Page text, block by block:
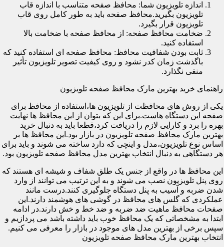
اندازه تلویزیون شما: محافظ صفحه متناسب با اندازه قاب
تلویزیون بگیرید.محافظ صفحه باید به طور کامل روی قاب
تلویزیون قرار بگیرد.
ضخامت محافظ صفحه: از محافظ صفحه با ضخامت بالا
استفاده کنید.
ثابت بودن شفافیت محافظ: محافظ صفحه ای استفاده کنید که
باگذشت زمان کدر نشود و روی کیفیت تصویر تلویزیون تأثیر
منفی نگذارد.
راهنمای خرید بهترین مارک محافظ صفحه تلویزیون
یکی از روش های محافظت از تلویزیون ها،استفاده از محافظ برای
صفحه این دستگاه هاست.برای این که بتوان از این محافظ ها نهایت
بهره را برد و کارایی لازم را دریافت کرد،قطعا باید به دنبال خرید
بهترین مارک محافظ صفحه تلویزیون در بازار بود.این محافظ ها بر
اساس نوع تلویزیون،مدل و اینچی که دارد ساخته می شوند و باید برای
هر دستگاهی به دنبال انتخاب بهترین مدل محافظ صفحه تلویزیون بود.
این محافظ ها در واقع از جنس یک طلق شفاف و شیشه ای هستند که
روی پنل تلویزیون نصب می شوند و به این ترتیب می توانند از وارد
شدن ضربه و آسیب به پنل دستگاه جلوگیری کنند.درست مانند
عملکردی که گلس های محافظ در گوشی های هوشمند دارند.این
صفحات محافظ ماهیت ضد ضربه و ضد خط و خش دارند.در ادامه
ابتدا به مشخصاتی که یک محافظ خوب باید داشته باشد می پردازیم و
سپس برخی از بهترین مدل های موجود در بازار را معرفی می کنیم.
انتخاب بهترین مارک محافظ صفحه تلویزیون